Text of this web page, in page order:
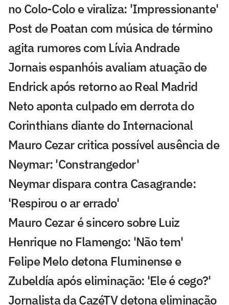
no Colo-Colo e viraliza: 'Impressionante'
Post de Poatan com música de término
agita rumores com Lívia Andrade
Jornais espanhóis avaliam atuação de
Endrick após retorno ao Real Madrid
Neto aponta culpado em derrota do
Corinthians diante do Internacional
Mauro Cezar critica possível ausência de
Neymar: 'Constrangedor'
Neymar dispara contra Casagrande:
'Respirou o ar errado'
Mauro Cezar é sincero sobre Luiz
Henrique no Flamengo: 'Não tem'
Felipe Melo detona Fluminense e
Zubeldía após eliminação: 'Ele é cego?'
Jornalista da CazéTV detona eliminação